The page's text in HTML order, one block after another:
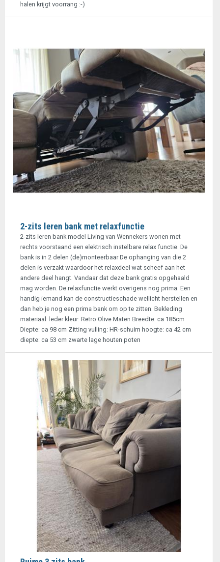
halen krijgt voorrang :-)
2-zits leren bank met relaxfunctie
2-zits leren bank model Living van Wennekers wonen met
rechts voorstaand een elektrisch instelbare relax functie. De
bank is in 2 delen (de)monteerbaar De ophanging van die 2
delen is verzakt waardoor het relaxdeel wat scheef aan het
andere deel hangt. Vandaar dat deze bank gratis opgehaald
mag worden. De relaxfunctie werkt overigens nog prima. Een
handig iemand kan de constructieschade wellicht herstellen en
dan heb je nog een prima bank om op te zitten. Bekleding
materiaal: leder kleur: Retro Olive Maten Breedte: ca 185cm
Diepte: ca 98 cm Zitting vulling: HR-schuim hoogte: ca 42 cm
diepte: ca 53 cm zwarte lage houten poten